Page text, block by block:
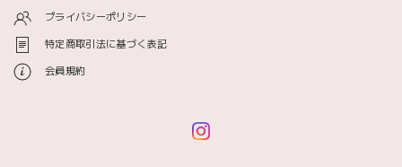
プライバシーポリシー
特定商取引法に基づく表記
会員規約